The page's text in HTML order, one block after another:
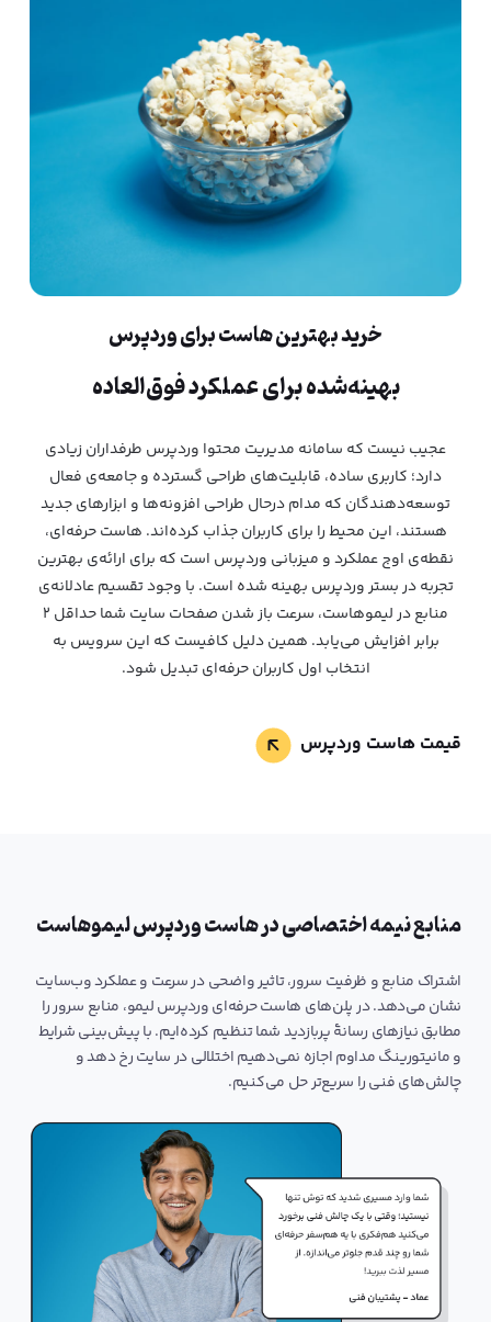
خرید بهترین هاست برای وردپرس
بهینه‌شده برای عملکرد فوق‌العاده
عجیب نیست که سامانه مدیریت محتوا وردپرس طرفداران زیادی
دارد؛ کاربری ساده، قابلیت‌های طراحی گسترده و جامعه‌ی فعال
توسعه‌دهندگان که مدام در‌حال طراحی افزونه‌ها و ابزارهای جدید
هستند، این محیط را برای کاربران جذاب کرده‌اند. هاست حرفه‌ای،
نقطه‌ی اوج عملکرد و میزبانی وردپرس است که برای ارائه‌ی بهترین
تجربه در بستر وردپرس بهینه شده است. با وجود تقسیم عادلانه‌ی
منابع در لیموهاست، سرعت باز شدن صفحات سایت شما حداقل 2
برابر افزایش می‌یابد. همین دلیل کافیست که این سرویس به
انتخاب اول کاربران حرفه‌ای تبدیل شود.
قیمت هاست وردپرس
منابع نیمه اختصاصی در هاست وردپرس لیموهاست
اشتراک منابع و ظرفیت سرور، تاثیر واضحی در سرعت و عملکرد وب‌سایت
نشان می‌دهد. در پلن‌های هاست حرفه‌ای وردپرس لیمو، منابع سرور را
مطابق نیازهای رسانۀ پربازدید شما تنظیم کرده‌ایم. با پیش‌بینی شرایط
و مانیتورینگ مداوم اجازه نمی‌دهیم اختلالی در سایت رخ دهد و
چالش‌های فنی را سریع‌تر حل می‌کنیم.